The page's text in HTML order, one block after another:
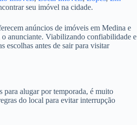
seu imóvel na cidade.
anúncios de imóveis em Medina e
anunciante. Viabilizando confiabilidade e
escolhas antes de sair para visitar
para alugar por temporada, é muito
do local para evitar interrupção